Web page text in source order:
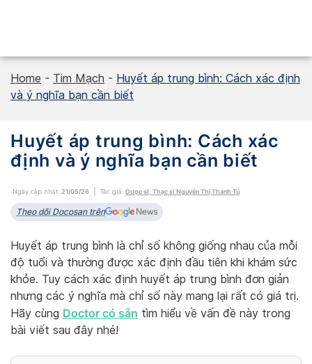
Home - Tim Mạch - Huyết áp trung bình: Cách xác định
và ý nghĩa bạn cần biết
Huyết áp trung bình: Cách xác
định và ý nghĩa bạn cần biết
Ngày cập nhật: 21/05/26 Tác giả: Dược sĩ, Thạc sĩ Nguyễn Thị Thanh Tú
Theo dõi Docosan trên
Huyết áp trung bình là chỉ số không giống nhau của mỗi
độ tuổi và thường được xác định đầu tiên khi khám sức
khỏe. Tuy cách xác định huyết áp trung bình đơn giản
nhưng các ý nghĩa mà chỉ số này mang lại rất có giá trị.
Hãy cùng Doctor có sẵn tìm hiểu về vấn đề này trong
bài viết sau đây nhé!